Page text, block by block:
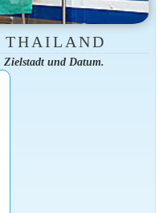
THAILAND
Zielstadt und Datum.